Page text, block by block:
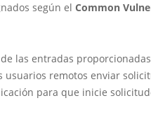
según el Common
las entradas
remotos enviar
para que inicie